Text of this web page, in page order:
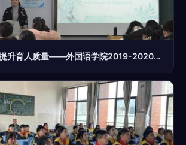
聚焦教学实践，提升育人质量——外国语学院2019-2020学年第一学期中期教学检查系列活动纪实